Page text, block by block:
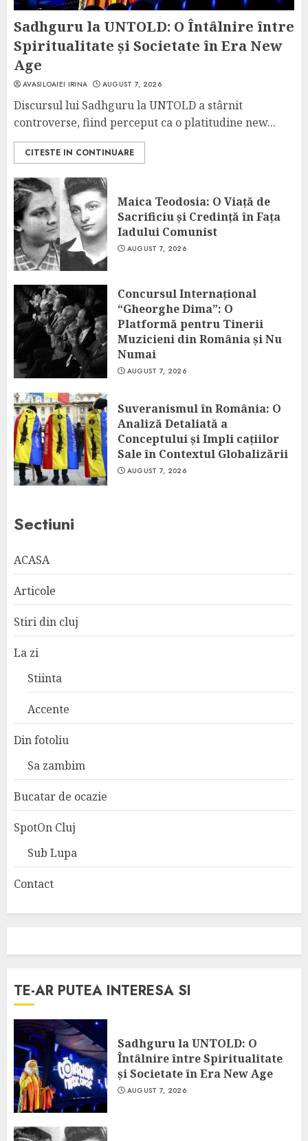
Sadhguru la UNTOLD: O Întâlnire între
Spiritualitate și Societate în Era New
Age
AVASILOAIEI IRINA AUGUST 7, 2026
Discursul lui Sadhguru la UNTOLD a stârnit
controverse, fiind perceput ca o platitudine new...
CITESTE IN CONTINUARE
Maica Teodosia: O Viață de
Sacrificiu și Credință în Fața
Iadului Comunist
AUGUST 7, 2026
Concursul Internațional
“Gheorghe Dima”: O
Platformă pentru Tinerii
Muzicieni din România și Nu
Numai
AUGUST 7, 2026
Suveranismul în România: O
Analiză Detaliată a
Conceptului și Impli cațiilor
Sale în Contextul Globalizării
AUGUST 7, 2026
Sectiuni
ACASA
Articole
Stiri din cluj
La zi
Stiinta
Accente
Din fotoliu
Sa zambim
Bucatar de ocazie
SpotOn Cluj
Sub Lupa
Contact
TE-AR PUTEA INTERESA SI
Sadhguru la UNTOLD: O
Întâlnire între Spiritualitate
și Societate în Era New Age
AUGUST 7, 2026